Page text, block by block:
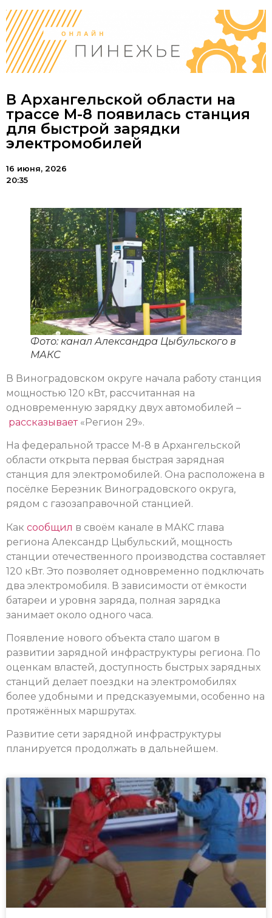
В Архангельской области на
трассе М-8 появилась станция
для быстрой зарядки
электромобилей
16 июня, 2026
20:35
Фото: канал Александра Цыбульского в
МАКС
В Виноградовском округе начала работу станция
мощностью 120 кВт, рассчитанная на
одновременную зарядку двух автомобилей –
рассказывает«Регион 29».
На федеральной трассе М-8 в Архангельской
области открыта первая быстрая зарядная
станция для электромобилей. Она расположена в
посёлке Березник Виноградовского округа,
рядом с газозаправочной станцией.
Как сообщил в своём канале в МАКС глава
региона Александр Цыбульский, мощность
станции отечественного производства составляет
120 кВт. Это позволяет одновременно подключать
два электромобиля. В зависимости от ёмкости
батареи и уровня заряда, полная зарядка
занимает около одного часа.
Появление нового объекта стало шагом в
развитии зарядной инфраструктуры региона. По
оценкам властей, доступность быстрых зарядных
станций делает поездки на электромобилях
более удобными и предсказуемыми, особенно на
протяжённых маршрутах.
Развитие сети зарядной инфраструктуры
планируется продолжать в дальнейшем.